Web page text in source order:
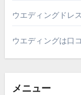
ウエディングドレ
ウエディングは口
メニュー